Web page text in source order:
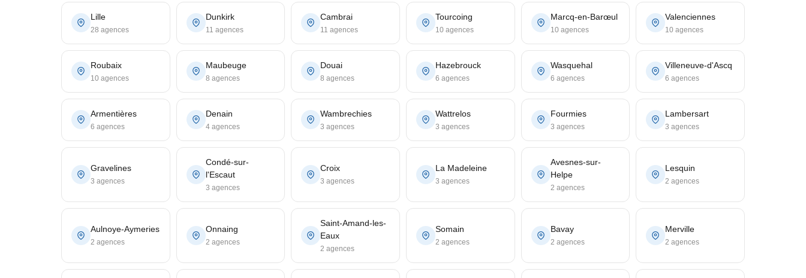
Lille
28 agences
Dunkirk
11 agences
Cambrai
11 agences
Tourcoing
10 agences
Marcq-en-Barœul
10 agences
Valenciennes
10 agences
Roubaix
10 agences
Maubeuge
8 agences
Douai
8 agences
Hazebrouck
6 agences
Wasquehal
6 agences
Villeneuve-d'Ascq
6 agences
Armentières
6 agences
Denain
4 agences
Wambrechies
3 agences
Wattrelos
3 agences
Fourmies
3 agences
Lambersart
3 agences
Gravelines
3 agences
Condé-sur-
l'Escaut
3 agences
Croix
3 agences
La Madeleine
3 agences
Avesnes-sur-
Helpe
2 agences
Lesquin
2 agences
Aulnoye-Aymeries
2 agences
Onnaing
2 agences
Saint-Amand-les-
Eaux
2 agences
Somain
2 agences
Bavay
2 agences
Merville
2 agences